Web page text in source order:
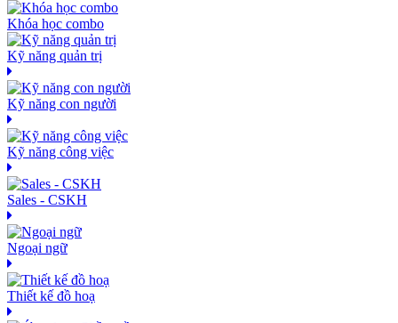
Khóa học combo
Kỹ năng quản trị
Kỹ năng con người
Kỹ năng công việc
Sales - CSKH
Ngoại ngữ
Thiết kế đồ hoạ